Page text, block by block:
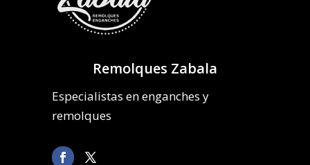
Remolques Zabala
Especialistas en enganches y
remolques